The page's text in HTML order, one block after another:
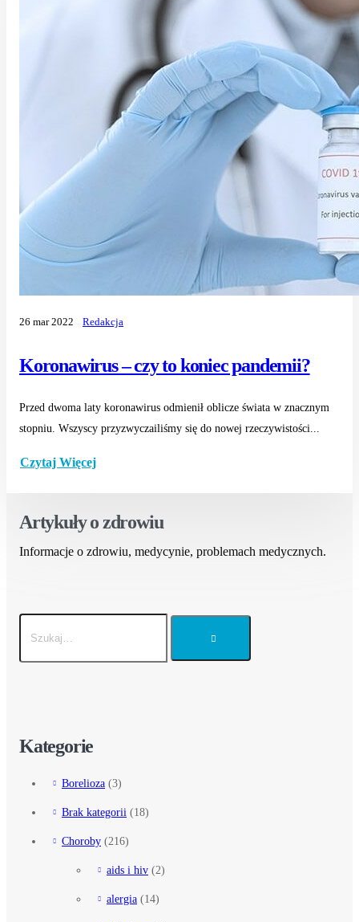
Koronawirus – czy to koniec pandemii?
26 mar 2022 Redakcja
Przed dwoma laty koronawirus odmienił oblicze świata w znacznym
stopniu. Wszyscy przyzwyczailiśmy się do nowej rzeczywistości...
Czytaj Więcej
Artykuły o zdrowiu
Informacje o zdrowiu, medycynie, problemach medycznych.
Kategorie
Borelioza (3)
Brak kategorii (18)
Choroby (216)
aids i hiv (2)
alergia (14)